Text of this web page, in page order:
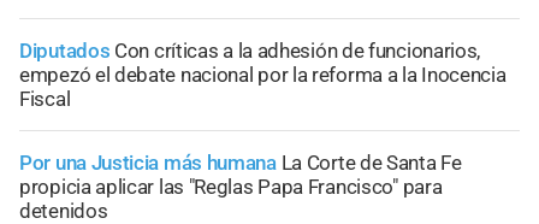
Diputados Con críticas a la adhesión de funcionarios,
empezó el debate nacional por la reforma a la Inocencia
Fiscal
Por una Justicia más humana La Corte de Santa Fe
propicia aplicar las "Reglas Papa Francisco" para
detenidos